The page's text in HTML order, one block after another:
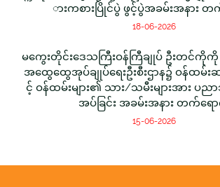
ားကစားပြိုင်ပွဲ ဖွင့်ပွဲအခမ်းအနား
18-06-2026
မကွေးတိုင်းဒေသကြီးဝန်ကြီချုပ် ဦးတင်ကို
အထွေထွေအုပ်ချုပ်ရေးဦးစီးဌာန၌ ဝန်ထမ်း
င့် ဝန်ထမ်းများ၏ သား/သမီးများအား ပ
အပ်ခြင်း အခမ်းအနား တက်ရေ
15-06-2026